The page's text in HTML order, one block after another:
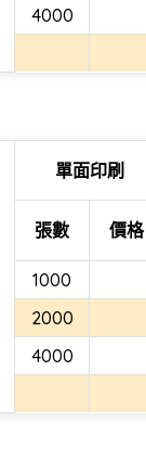
4000
單面印刷
張數 價格
1000
2000
4000